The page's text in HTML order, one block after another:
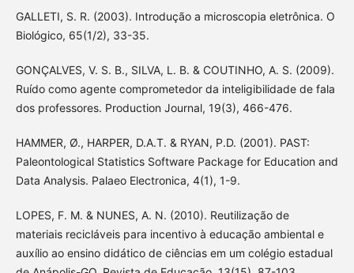
GALLETI, S. R. (2003). Introdução a microscopia eletrônica. O
Biológico, 65(1/2), 33-35.
GONÇALVES, V. S. B., SILVA, L. B. & COUTINHO, A. S. (2009).
Ruído como agente comprometedor da inteligibilidade de fala
dos professores. Production Journal, 19(3), 466-476.
HAMMER, Ø., HARPER, D.A.T. & RYAN, P.D. (2001). PAST:
Paleontological Statistics Software Package for Education and
Data Analysis. Palaeo Electronica, 4(1), 1-9.
LOPES, F. M. & NUNES, A. N. (2010). Reutilização de
materiais recicláveis para incentivo à educação ambiental e
auxílio ao ensino didático de ciências em um colégio estadual